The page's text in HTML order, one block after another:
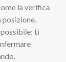
la verifica
posizione.
ti